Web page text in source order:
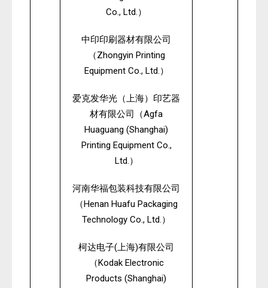
Co., Ltd.）
中印印刷器材有限公司
（Zhongyin Printing
Equipment Co., Ltd.）
爱克发华光（上海）印艺器
材有限公司（Agfa
Huaguang (Shanghai)
Printing Equipment Co.,
Ltd.）
河南华福包装科技有限公司
（ Henan Huafu Packaging
Technology Co., Ltd.）
柯达电子(上海)有限公司
（ Kodak Electronic
Products (Shanghai)